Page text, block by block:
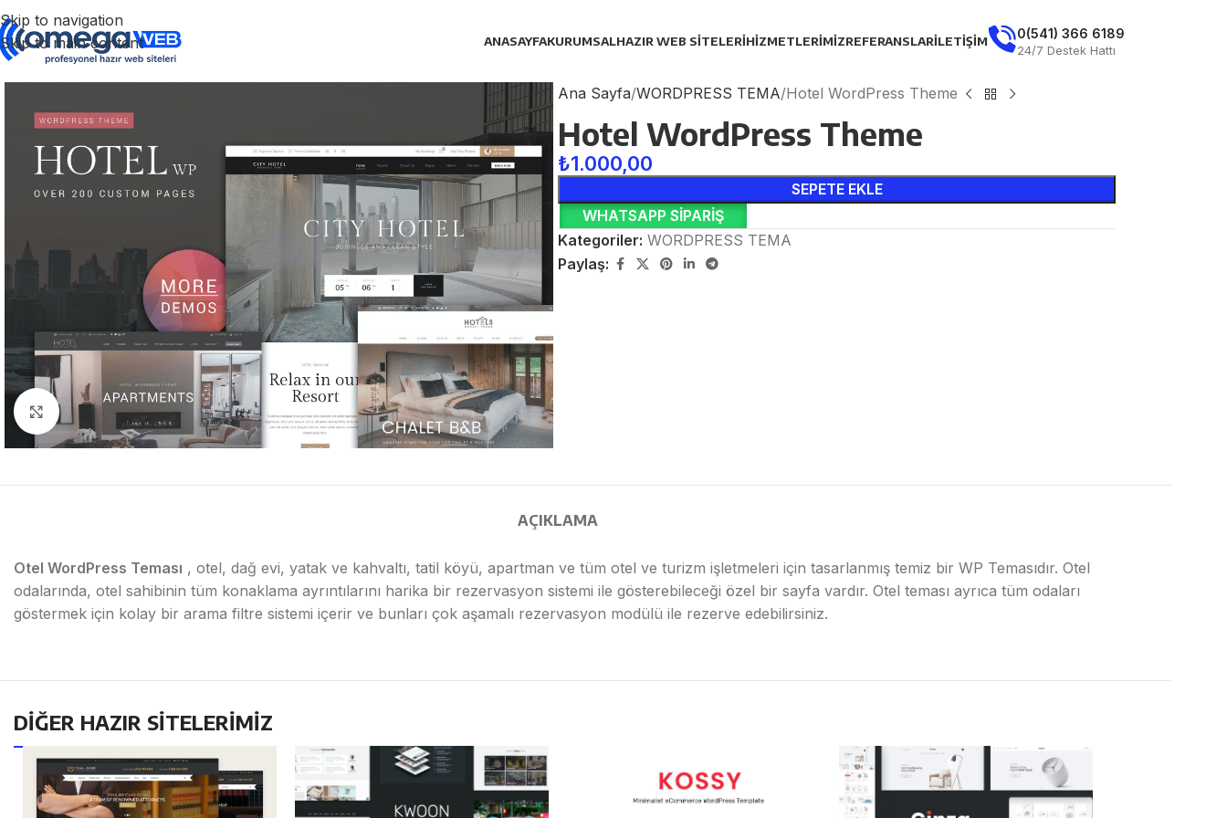
Skip to navigation
Skip to main content
ANASAYFAKURUMSALHAZIR WEB SITELERIHIZMETLERIMIZREFERANSLARİLETIŞIM 0(541) 366 6189
24/7 Destek Hattı
Click to enlarge
Ana Sayfa WORDPRESS TEMA Hotel WordPress Theme
Hotel WordPress Theme
₺1.000,00
SEPETE EKLE
WHATSAPP SIPARIŞ
Kategoriler: WORDPRESS TEMA
Paylaş:
AÇIKLAMA
Otel WordPress Teması , otel, dağ evi, yatak ve kahvaltı, tatil köyü, apartman ve tüm otel ve turizm işletmeleri için tasarlanmış temiz bir WP Temasıdır. Otel
odalarında, otel sahibinin tüm konaklama ayrıntılarını harika bir rezervasyon sistemi ile gösterebileceği özel bir sayfa vardır. Otel teması ayrıca tüm odaları
göstermek için kolay bir arama filtre sistemi içerir ve bunları çok aşamalı rezervasyon modülü ile rezerve edebilirsiniz.
DİĞER HAZIR SİTELERİMİZ